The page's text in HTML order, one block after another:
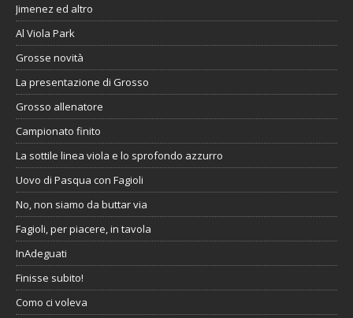
Jimenez ed altro
Al Viola Park
Grosse novità
La presentazione di Grosso
Grosso allenatore
Campionato finito
La sottile linea viola e lo sprofondo azzurro
Uovo di Pasqua con Fagioli
No, non siamo da buttar via
Fagioli, per piacere, in tavola
InAdeguati
Finisse subito!
Como ci voleva